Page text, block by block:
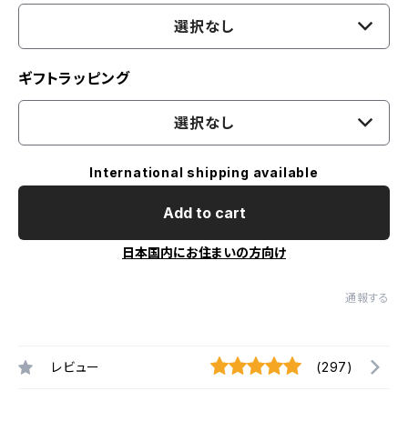
選択なし
ギフトラッピング
選択なし
International shipping available
Add to cart
日本国内にお住まいの方向け
通報する
レビュー (297)